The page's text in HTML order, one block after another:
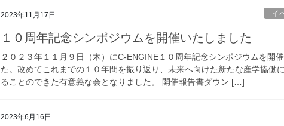
2023年11月17日 イ
１０周年記念シンポジウムを開催いたしました
２０２３年１１月９日（木）にC-ENGINE１０周年記念シンポジウムを開
た。改めてこれまでの１０年間を振り返り、未来へ向けた新たな産学協働
ることのできた有意義な会となりました。 開催報告書ダウン […]
2023年6月16日